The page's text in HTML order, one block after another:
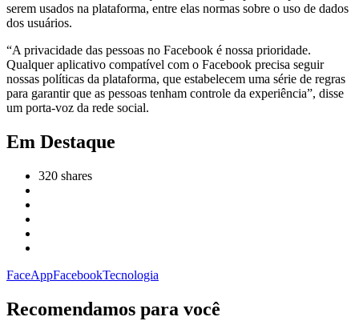
serem usados na plataforma, entre elas normas sobre o uso de dados
dos usuários.
“A privacidade das pessoas no Facebook é nossa prioridade.
Qualquer aplicativo compatível com o Facebook precisa seguir
nossas políticas da plataforma, que estabelecem uma série de regras
para garantir que as pessoas tenham controle da experiência”, disse
um porta-voz da rede social.
Em Destaque
320 shares
FaceAppFacebookTecnologia
Recomendamos para você